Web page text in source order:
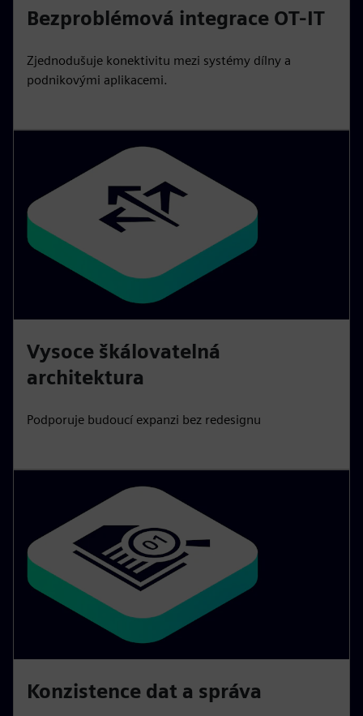
Bezproblémová integrace OT-IT
Zjednodušuje konektivitu mezi systémy dílny a
podnikovými aplikacemi.
Vysoce škálovatelná
architektura
Podporuje budoucí expanzi bez redesignu
Konzistence dat a správa